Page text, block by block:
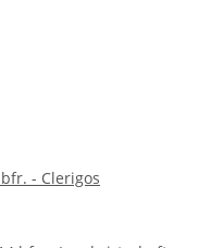
- Clerigos